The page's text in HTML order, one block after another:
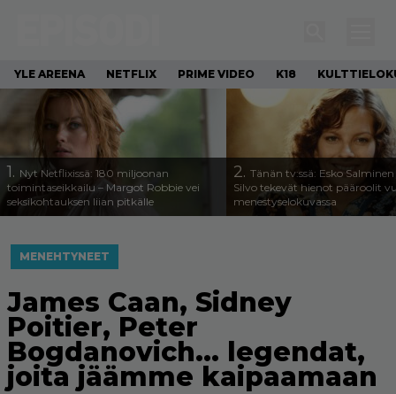
YLE AREENA NETFLIX PRIME VIDEO K18
1. Nyt Netflixissä: 180 miljoonan
toimintaseikkailu – Margot Robbie vei
seksikohtauksen liian pitkälle
2. Tänän tv:ssä: Esko
Silvo tekevät hienot pääroolit
menestyselokuvassa
MENEHTYNEET
James Caan, Sidney
Poitier, Peter
Bogdanovich… legendat,
joita jäämme kaipaamaan